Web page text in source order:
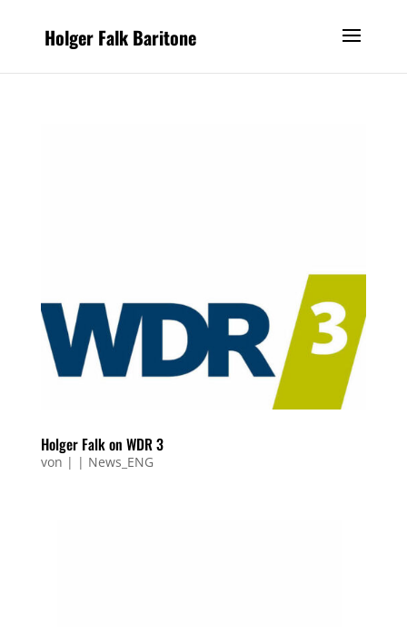
Holger Falk Baritone
Holger Falk on WDR 3
von | | News_ENG